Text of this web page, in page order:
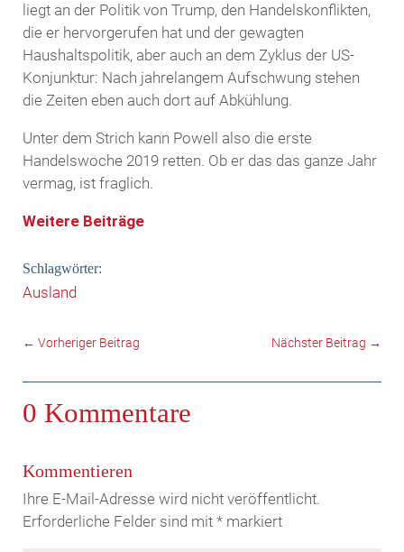
liegt an der Politik von Trump, den Handelskonflikten,
die er hervorgerufen hat und der gewagten
Haushaltspolitik, aber auch an dem Zyklus der US-
Konjunktur: Nach jahrelangem Aufschwung stehen
die Zeiten eben auch dort auf Abkühlung.
Unter dem Strich kann Powell also die erste
Handelswoche 2019 retten. Ob er das das ganze Jahr
vermag, ist fraglich.
Weitere Beiträge
Schlagwörter:
Ausland
← Vorheriger Beitrag Nächster Beitrag →
0 Kommentare
Kommentieren
Ihre E-Mail-Adresse wird nicht veröffentlicht.
Erforderliche Felder sind mit *markiert